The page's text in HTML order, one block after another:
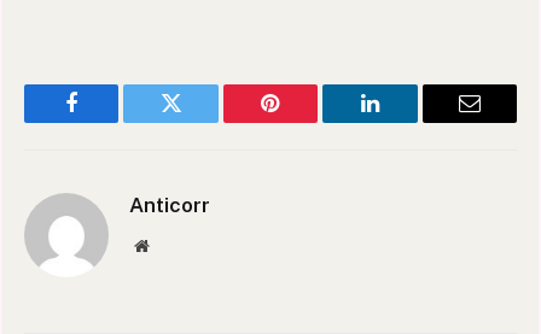
Facebook Twitter Pinterest LinkedIn Email
Anticorr
Website